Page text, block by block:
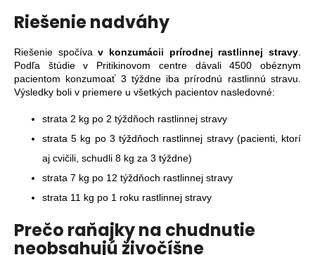
Riešenie nadváhy
Riešenie spočívav konzumácii prírodnej rastlinnej stravy.
Podľa štúdie v Pritikinovom centre dávali 4500 obéznym
pacientom konzumoať 3 týždne iba prírodnú rastlinnú stravu.
Výsledky boli v priemere u všetkých pacientov nasledovné:
strata 2 kg po 2 týždňoch rastlinnej stravy
strata 5 kg po 3 týždňoch rastlinnej stravy (pacienti, ktorí
aj cvičili, schudli 8 kg za 3 týždne)
strata 7 kg po 12 týždňoch rastlinnej stravy
strata 11 kg po 1 roku rastlinnej stravy
Prečo raňajky na chudnutie
neobsahujú živočíšne